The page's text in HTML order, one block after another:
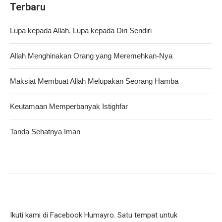
Terbaru
Lupa kepada Allah, Lupa kepada Diri Sendiri
Allah Menghinakan Orang yang Meremehkan-Nya
Maksiat Membuat Allah Melupakan Seorang Hamba
Keutamaan Memperbanyak Istighfar
Tanda Sehatnya Iman
Ikuti kami di Facebook Humayro. Satu tempat untuk